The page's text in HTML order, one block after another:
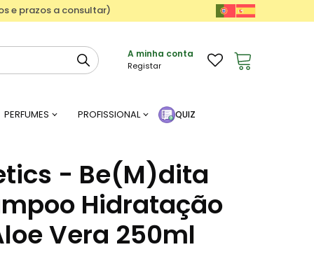
e prazos a consultar)
A minha conta
Registar
PERFUMES PROFISSIONAL QUIZ
- Be(M)dita
Hidratação
Vera 250ml